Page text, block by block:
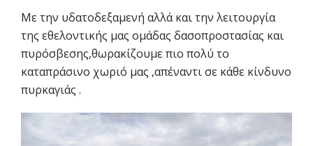
Με την υδατοδεξαμενή αλλά και την λειτουργία
της εθελοντικής μας ομάδας δασοπροστασίας και
πυρόσβεσης,θωρακίζουμε πιο πολύ το
καταπράσινο χωριό μας ,απέναντι σε κάθε κίνδυνο
πυρκαγιάς .